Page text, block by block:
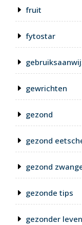
fruit
fytostar
gewrichten
gezond
gezond
gezond
gezonde tips
gezonder leven